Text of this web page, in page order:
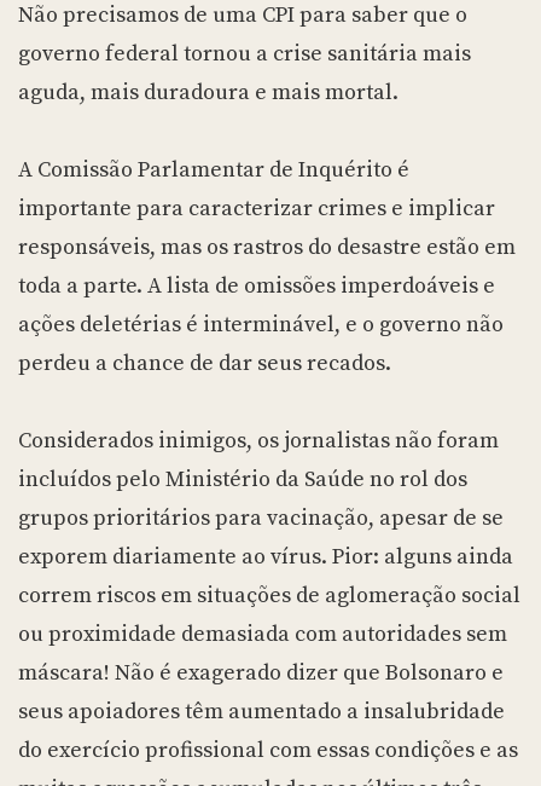
Não precisamos de uma CPI para saber que o
governo federal tornou a crise sanitária mais
aguda, mais duradoura e mais mortal.
A Comissão Parlamentar de Inquérito é
importante para caracterizar crimes e implicar
responsáveis, mas os rastros do desastre estão em
toda a parte. A lista de omissões imperdoáveis e
ações deletérias é interminável, e o governo não
perdeu a chance de dar seus recados.
Considerados inimigos, os jornalistas não foram
incluídos pelo Ministério da Saúde no rol dos
grupos prioritários para vacinação, apesar de se
exporem diariamente ao vírus. Pior: alguns ainda
correm riscos em situações de aglomeração social
ou proximidade demasiada com autoridades sem
máscara! Não é exagerado dizer que Bolsonaro e
seus apoiadores têm aumentado a insalubridade
do exercício profissional com essas condições e as